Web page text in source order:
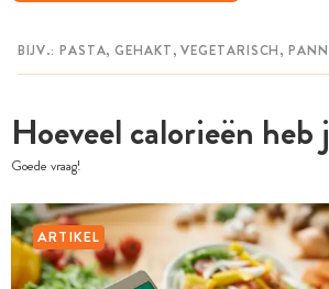
Hoeveel calorieën heb
Goede vraag!
ARTIKEL
MIJN BEWAARDE RECEPTEN